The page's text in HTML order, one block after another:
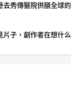
去秀傳醫院供膳全球
片子，創作者在想什么